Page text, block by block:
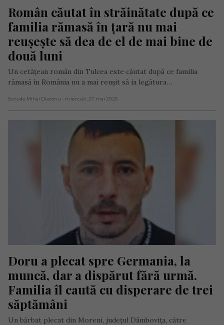
Român căutat în străinătate după ce
familia rămasă în țară nu mai
reușește să dea de el de mai bine de
două luni
Un cetățean român din Tulcea este căutat după ce familia
rămasă în România nu a mai reușit să ia legătura…
Scris de Mihai Diaconu - miercuri, 27 mai 2026
Doru a plecat spre Germania, la
muncă, dar a dispărut fără urmă.
Familia îl caută cu disperare de trei
săptămâni
Un bărbat plecat din Moreni, județul Dâmbovița, către